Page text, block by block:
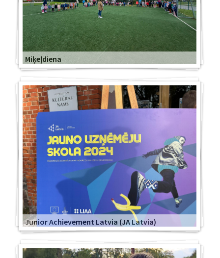
Miķeļdiena
Junior Achievement Latvia (JA Latvia)